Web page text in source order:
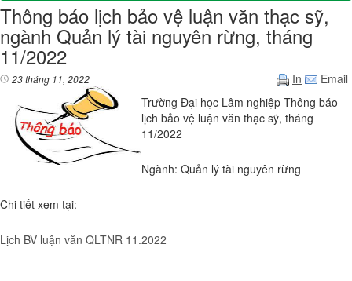
Thông báo lịch bảo vệ luận văn thạc sỹ,
ngành Quản lý tài nguyên rừng, tháng
11/2022
23 tháng 11, 2022 In
Email
Trường Đại học Lâm nghiệp Thông báo
lịch bảo vệ luận văn thạc sỹ, tháng
11/2022
Ngành: Quản lý tài nguyên rừng
Chi tiết xem tại:
Lịch BV luận văn QLTNR 11.2022